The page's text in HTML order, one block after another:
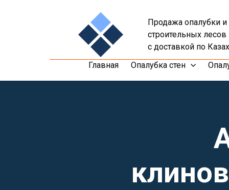
Продажа опалубки и
строительных лесов
с доставкой по
Главная
Опалубка стен